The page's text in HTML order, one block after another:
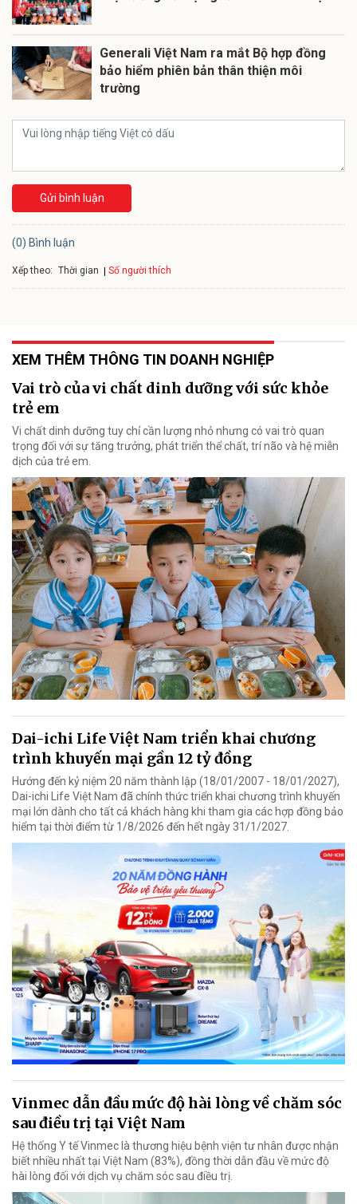
Generali Việt Nam ra mắt Bộ hợp đồng
bảo hiểm phiên bản thân thiện môi
trường
Gửi bình luận
(0) Bình luận
Xếp theo: Thời gian Số người thích
XEM THÊM THÔNG TIN DOANH NGHIỆP
Vai trò của vi chất dinh dưỡng với sức khỏe
trẻ em
Vi chất dinh dưỡng tuy chỉ cần lượng nhỏ nhưng có vai trò quan
trọng đối với sự tăng trưởng, phát triển thể chất, trí não và hệ miễn
dịch của trẻ em.
Dai-ichi Life Việt Nam triển khai chương
trình khuyến mại gần 12 tỷ đồng
Hướng đến kỷ niệm 20 năm thành lập (18/01/2007 - 18/01/2027),
Dai-ichi Life Việt Nam đã chính thức triển khai chương trình khuyến
mại lớn dành cho tất cả khách hàng khi tham gia các hợp đồng bảo
hiểm tại thời điểm từ 1/8/2026 đến hết ngày 31/1/2027.
Vinmec dẫn đầu mức độ hài lòng về chăm sóc
sau điều trị tại Việt Nam
Hệ thống Y tế Vinmec là thương hiệu bệnh viện tư nhân được nhận
biết nhiều nhất tại Việt Nam (83%), đồng thời dẫn đầu về mức độ
hài lòng đối với dịch vụ chăm sóc sau điều trị.